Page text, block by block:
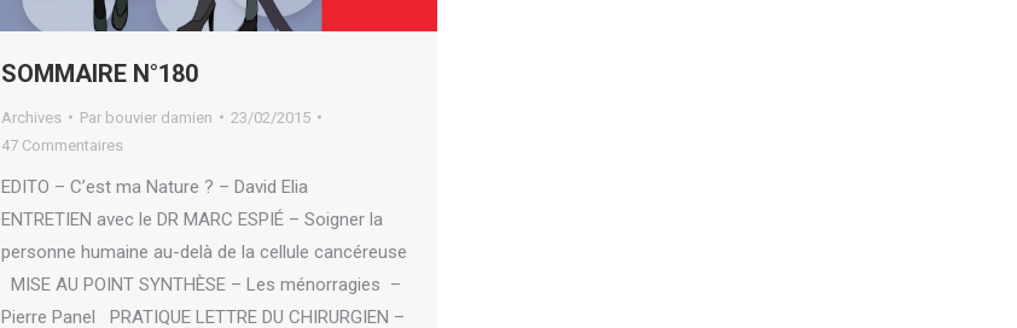
SOMMAIRE N°180
Archives Par bouvier damien
23/02/2015
47 Commentaires
EDITO – C’est ma Nature ? – David Elia
ENTRETIEN avec le DR MARC ESPIÉ – Soigner la
personne humaine au-delà de la cellule cancéreuse
MISE AU POINT SYNTHÈSE – Les ménorragies –
Pierre Panel PRATIQUE LETTRE DU CHIRURGIEN –